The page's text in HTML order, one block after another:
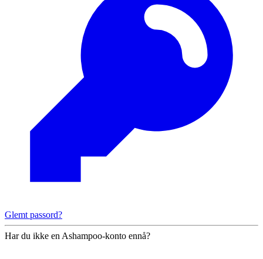
Glemt passord?
Har du ikke en Ashampoo-konto ennå?